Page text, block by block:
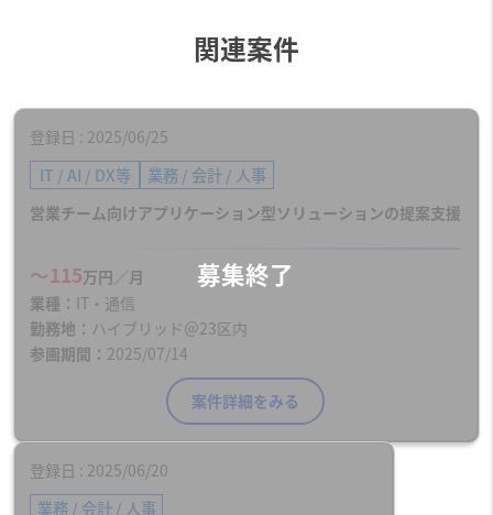
関連案件
登録日 2025/06/25
IT / AI / DX等 業務 / 会計 / 人事
営業チーム向けアプリケーション型ソリューションの提案支援
〜115万円／月
業種
IT・通信
勤務地
ハイブリッド＠23区内
参画期間
2025/07/14
案件詳細をみる
登録日 2025/06/20
業務 / 会計 / 人事